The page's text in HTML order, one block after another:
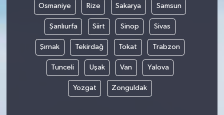
Osmaniye Rize Sakarya Samsun
Şanlıurfa Siirt Sinop Sivas
Şırnak Tekirdağ Tokat Trabzon
Tunceli Uşak Van Yalova
Yozgat Zonguldak